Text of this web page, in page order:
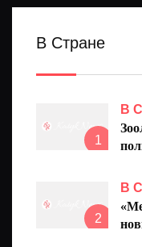
В Стране
1
В
2
В